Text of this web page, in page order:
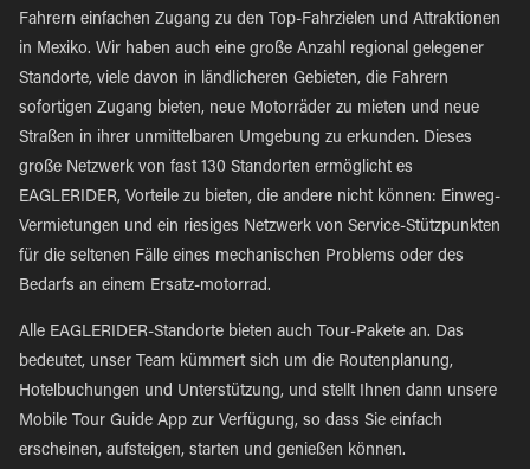
Fahrern einfachen Zugang zu den Top-Fahrzielen und Attraktionen
in Mexiko. Wir haben auch eine große Anzahl regional gelegener
Standorte, viele davon in ländlicheren Gebieten, die Fahrern
sofortigen Zugang bieten, neue Motorräder zu mieten und neue
Straßen in ihrer unmittelbaren Umgebung zu erkunden. Dieses
große Netzwerk von fast 130 Standorten ermöglicht es
EAGLERIDER, Vorteile zu bieten, die andere nicht können: Einweg-
Vermietungen und ein riesiges Netzwerk von Service-Stützpunkten
für die seltenen Fälle eines mechanischen Problems oder des
Bedarfs an einem Ersatz-motorrad.
Alle EAGLERIDER-Standorte bieten auch Tour-Pakete an. Das
bedeutet, unser Team kümmert sich um die Routenplanung,
Hotelbuchungen und Unterstützung, und stellt Ihnen dann unsere
Mobile Tour Guide App zur Verfügung, so dass Sie einfach
erscheinen, aufsteigen, starten und genießen können.